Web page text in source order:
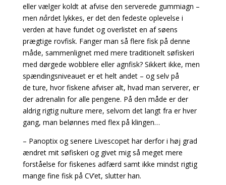
eller vælger koldt at afvise den serverede gummiagn –
men nårdet lykkes, er det den fedeste oplevelse i
verden at have fundet og overlistet en af søens
prægtige rovfisk. Fanger man så flere fisk på denne
måde, sammenlignet med mere traditionelt søfiskeri
med dørgede wobblere eller agnfisk? Sikkert ikke, men
spændingsniveauet er et helt andet – og selv på
de ture, hvor fiskene afviser alt, hvad man serverer, er
der adrenalin for alle pengene. På den måde er der
aldrig rigtig nulture mere, selvom det langt fra er hver
gang, man belønnes med flex på klingen…
– Panoptix og senere Livescopet har derfor i høj grad
ændret mit søfiskeri og givet mig så meget mere
forståelse for fiskenes adfærd samt ikke mindst rigtig
mange fine fisk på CV’et, slutter han.